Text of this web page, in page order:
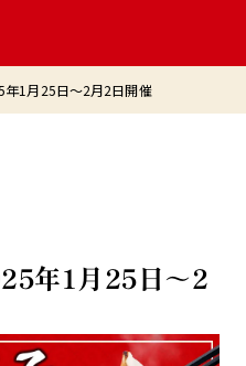
年1月25日～2月2日開催
年1月25日～2